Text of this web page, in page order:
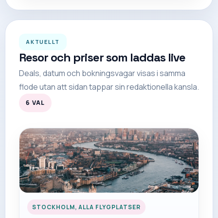
AKTUELLT
Resor och priser som laddas live
Deals, datum och bokningsvagar visas i samma
flode utan att sidan tappar sin redaktionella kansla.
6 VAL
STOCKHOLM, ALLA FLYGPLATSER